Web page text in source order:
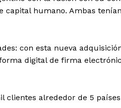
capital humano. Ambas
con esta nueva
digital de firma
clientes alrededor de 5 países